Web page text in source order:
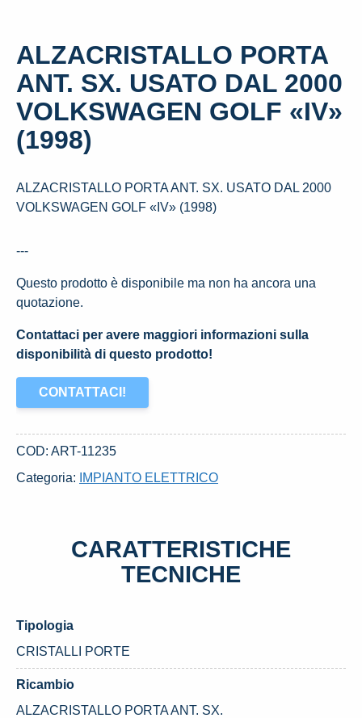
ALZACRISTALLO PORTA
ANT. SX. USATO DAL 2000
VOLKSWAGEN GOLF «IV»
(1998)
ALZACRISTALLO PORTA ANT. SX. USATO DAL 2000
VOLKSWAGEN GOLF «IV» (1998)
---
Questo prodotto è disponibile ma non ha ancora una
quotazione.
Contattaci per avere maggiori informazioni sulla
disponibilità di questo prodotto!
CONTATTACI!
COD: ART-11235
Categoria:
IMPIANTO ELETTRICO
CARATTERISTICHE
TECNICHE
Tipologia
CRISTALLI PORTE
Ricambio
ALZACRISTALLO PORTA ANT. SX.